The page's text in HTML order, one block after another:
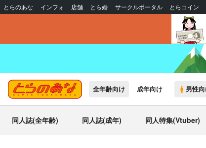
とらのあな インフォ 店舗 とら婚 サークルポータル とらコイン
全年齢向け 成年向け 男性
同人誌(全年齢) 同人誌(成年) 同人特集(Vtuber)